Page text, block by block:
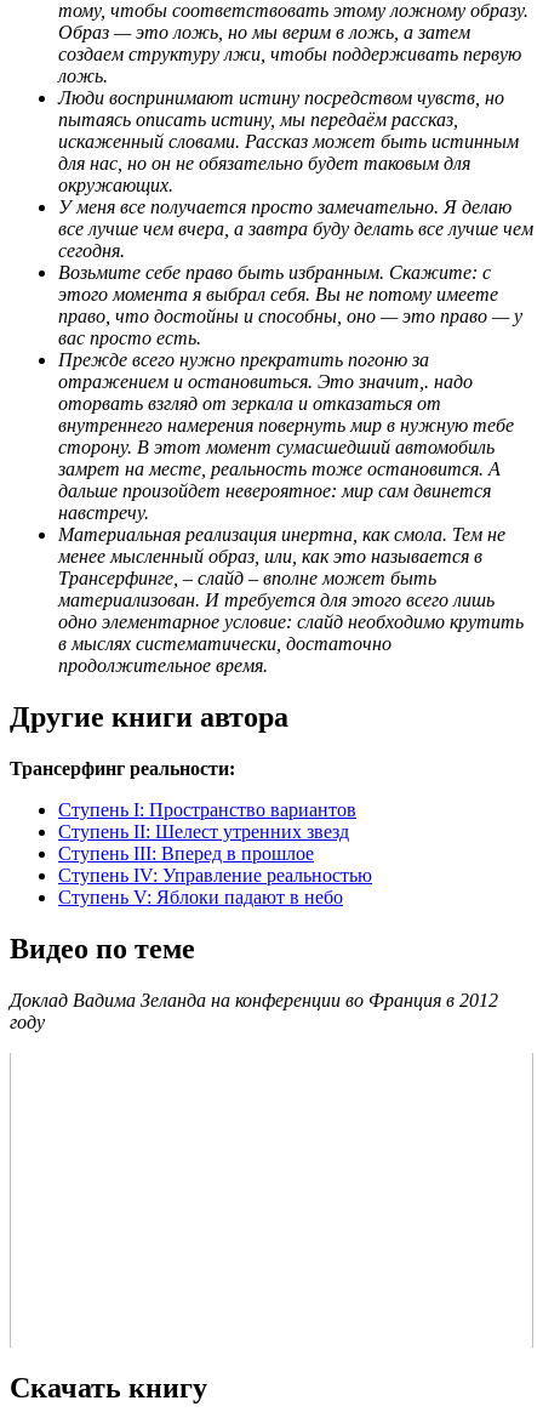
тому, чтобы соответствовать этому ложному образу.
Образ — это ложь, но мы верим в ложь, а затем
создаем структуру лжи, чтобы поддерживать первую
ложь.
Люди воспринимают истину посредством чувств, но
пытаясь описать истину, мы передаём рассказ,
искаженный словами. Рассказ может быть истинным
для нас, но он не обязательно будет таковым для
окружающих.
У меня все получается просто замечательно. Я делаю
все лучше чем вчера, а завтра буду делать все лучше чем
сегодня.
Возьмите себе право быть избранным. Скажите: с
этого момента я выбрал себя. Вы не потому имеете
право, что достойны и способны, оно — это право — у
вас просто есть.
Прежде всего нужно прекратить погоню за
отражением и остановиться. Это значит,. надо
оторвать взгляд от зеркала и отказаться от
внутреннего намерения повернуть мир в нужную тебе
сторону. В этот момент сумасшедший автомобиль
замрет на месте, реальность тоже остановится. А
дальше произойдет невероятное: мир сам двинется
навстречу.
Материальная реализация инертна, как смола. Тем не
менее мысленный образ, или, как это называется в
Трансерфинге, – слайд – вполне может быть
материализован. И требуется для этого всего лишь
одно элементарное условие: слайд необходимо крутить
в мыслях систематически, достаточно
продолжительное время.
Другие книги автора
Трансерфинг реальности:
Ступень I: Пространство вариантов
Ступень II: Шелест утренних звезд
Ступень III: Вперед в прошлое
Ступень IV: Управление реальностью
Ступень V: Яблоки падают в небо
Видео по теме
Доклад Вадима Зеланда на конференции во Франция в 2012
году
Скачать книгу